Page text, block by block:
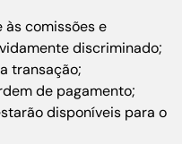
comissões e
discriminado;
transação;
de pagamento;
disponíveis para o